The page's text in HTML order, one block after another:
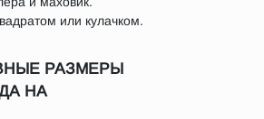
или кулачком.
РАЗМЕРЫ
НА